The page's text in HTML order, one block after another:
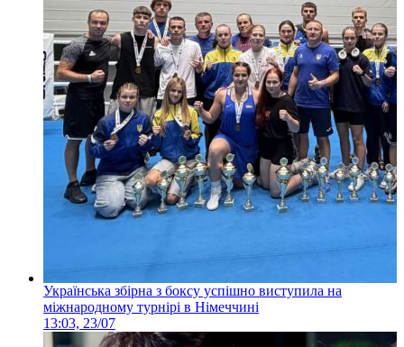
Українська збірна з боксу успішно виступила на
міжнародному турнірі в Німеччині
13:03, 23/07